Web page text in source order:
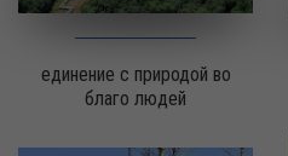
единение с природой во
благо людей